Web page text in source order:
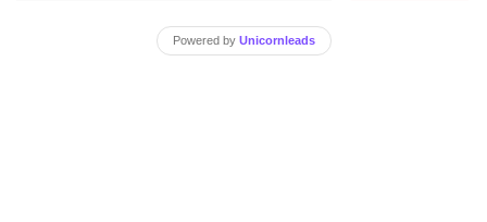
Powered by Unicornleads